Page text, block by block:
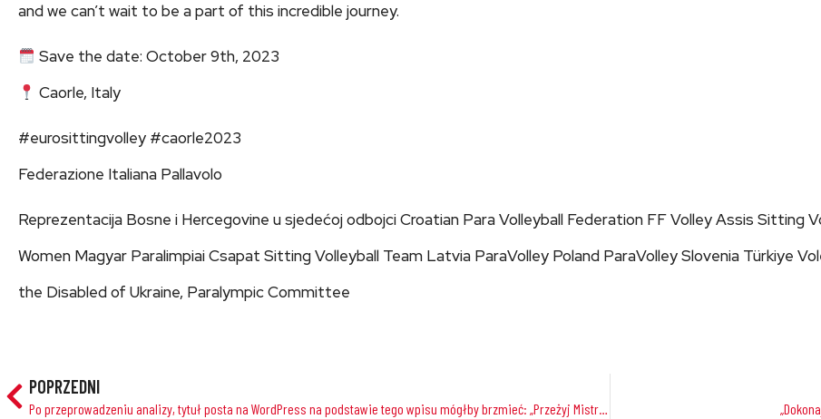
and we can’t wait to be a part of this incredible journey.
Save the date: October 9th, 2023
Caorle, Italy
#eurosittingvolley #caorle2023
Federazione Italiana Pallavolo
Reprezentacija Bosne i Hercegovine u sjedećoj odbojci Croatian Para Volleyball Federation FF Volley Assis Sitting
Women Magyar Paralimpiai Csapat Sitting Volleyball Team Latvia ParaVolley Poland ParaVolley Slovenia Türkiye
the Disabled of Ukraine, Paralympic Committee
POPRZEDNI
Po przeprowadzeniu analizy, tytuł posta na WordPress na podstawie tego wpisu mógłby brzmieć: „Przeżyj Mistrzosterwa Europy 2020 na żywo dzięki zaproszeniu od FUN & MEDIA”